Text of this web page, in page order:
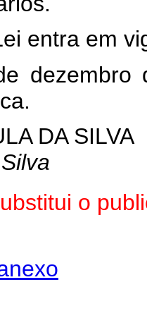
entra em
dezembro
DA SILVA
o